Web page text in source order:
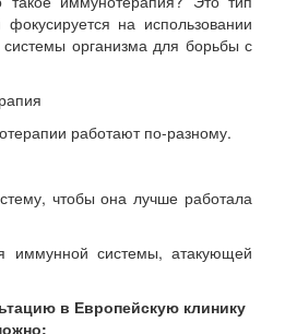
на использовании
организма для борьбы с
работают по-разному.
чтобы она лучше работала
иммунной системы, атакующей
в Европейскую клинику